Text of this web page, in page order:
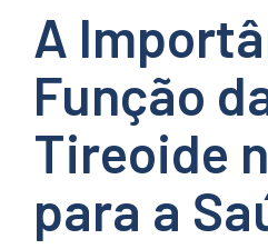
A
Função
Tireoide
para a